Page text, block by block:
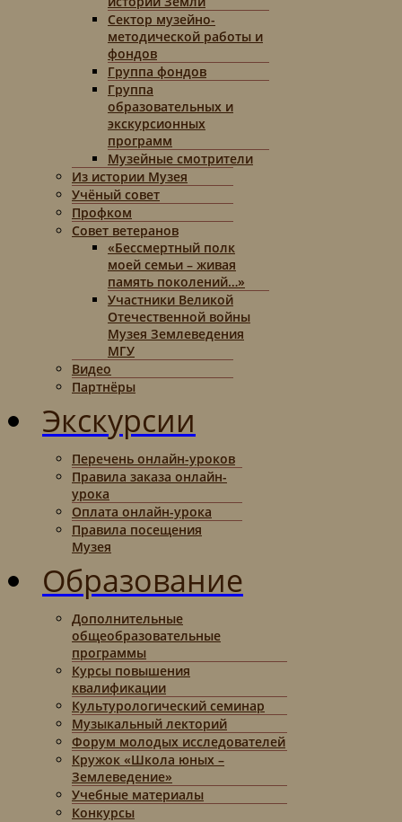
Сектор музейно-
методической работы и
фондов
Группа фондов
Группа
образовательных и
экскурсионных
программ
Музейные смотрители
Из истории Музея
Учёный совет
Профком
Совет ветеранов
«Бессмертный полк
моей семьи – живая
память поколений…»
Участники Великой
Отечественной войны
Музея Землеведения
МГУ
Видео
Партнёры
Экскурсии
Перечень онлайн-уроков
Правила заказа онлайн-
урока
Оплата онлайн-урока
Правила посещения
Музея
Образование
Дополнительные
общеобразовательные
программы
Курсы повышения
квалификации
Культурологический семинар
Музыкальный лекторий
Форум молодых исследователей
Кружок «Школа юных –
Землеведение»
Учебные материалы
Конкурсы